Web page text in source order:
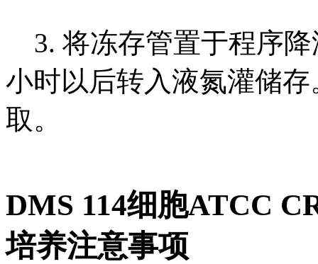
3. 将冻存管置于程序降
小时以后转入液氮灌储
取。
DMS 114细胞ATCC
培养注意事项